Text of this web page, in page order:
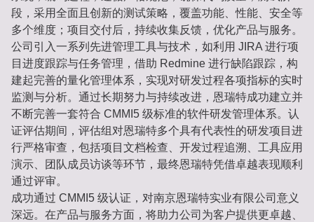
段，采用全面且创新的测试策略，覆盖功能、性能、安全等
多个维度；项目交付后，持续收集反馈，优化产品与服务。
公司引入一系列先进管理工具与技术，如利用 JIRA 进行项
目进度跟踪与任务管理，借助 Redmine 进行缺陷跟踪，构
建起完善的量化管理体系，实现对研发过程各项指标的实时
监测与分析。通过长期努力与持续改进，恩瑞特成功建立并
不断完善一套符合 CMMI5 级标准的软件研发管理体系。认
证评估期间，评估组对恩瑞特多个具有代表性的研发项目进
行严格审查，包括项目文档检查、开发过程追溯、工具应用
演示、团队成员访谈等环节，最终恩瑞特凭借卓越表现顺利
通过评审。
成功通过 CMMI5 级认证，对南京恩瑞特实业有限公司意义
深远。在产品与服务方面，将助力公司为客户提供更卓越、